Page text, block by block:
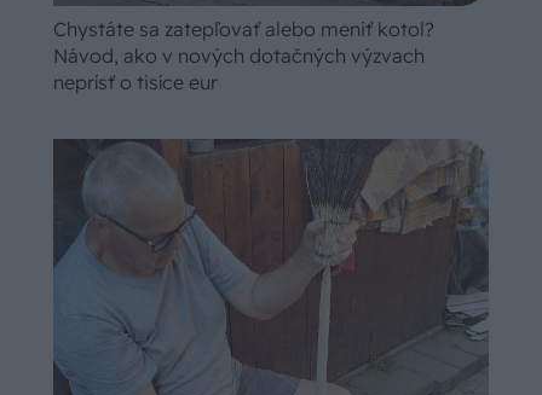
Chystáte sa zatepľovať alebo meniť kotol?
Návod, ako v nových dotačných výzvach
neprísť o tisíce eur